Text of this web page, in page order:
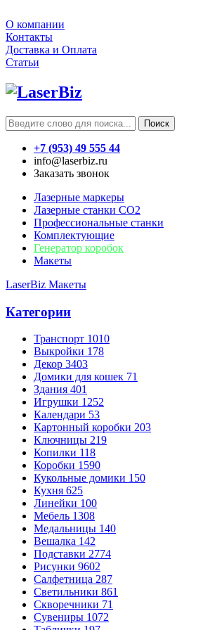
О компании
Контакты
Доставка и Оплата
Статьи
Поиск
+7 (953) 49 555 44
info@laserbiz.ru
Заказать звонок
Лазерные маркеры
Лазерные станки CO2
Профессиональные станки
Комплектующие
Генератор коробок
Макеты
LaserBiz Макеты
Категории
Транспорт 1010
Выкройки 178
Декор 3403
Домики для кошек 71
Здания 401
Игрушки 1252
Календари 53
Картонный коробки 203
Ключницы 219
Копилки 118
Коробки 1590
Кукольные домики 150
Кухня 625
Линейки 100
Мебель 1308
Медальницы 140
Вешалка 142
Подставки 2774
Рисунки 9602
Салфетница 287
Светильники 861
Скворечники 71
Сувениры 1072